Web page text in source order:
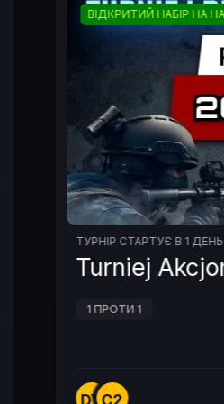
ВІДКРИТИЙ НАБІР НА
ТУРНІР СТАРТУЄ В 1 ДЕНЬ
Turniej
1 ПРОТИ 1
DYC2